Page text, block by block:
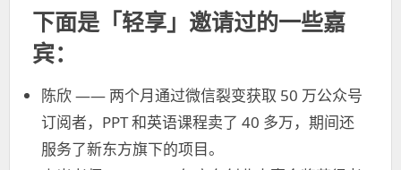
下面是「轻享」邀请过的一些嘉
宾：
陈欣 —— 两个月通过微信裂变获取 50 万公众号
订阅者，PPT 和英语课程卖了 40 多万，期间还
服务了新东方旗下的项目。